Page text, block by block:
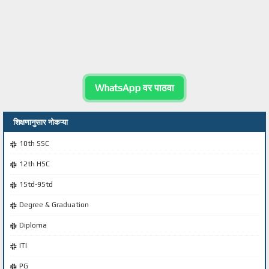
WhatsApp वर पाठवा
शिक्षणानुसार नोकऱ्या
10th SSC
12th HSC
1Std-9Std
Degree & Graduation
Diploma
ITI
PG